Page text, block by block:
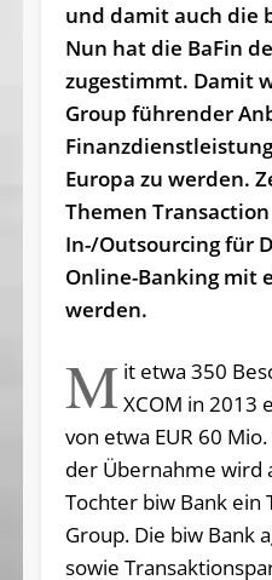
und damit auch die
Nun hat die BaFin
zugestimmt. Damit
Group führender
Europa zu werden.
Themen
In-/Outsourcing für
Online-Banking mit
werden.
M it etwa 350
XCOM in 2013
von etwa EUR 60
der Übernahme wird
Tochter biw Bank ein
Group. Die biw Bank
sowie